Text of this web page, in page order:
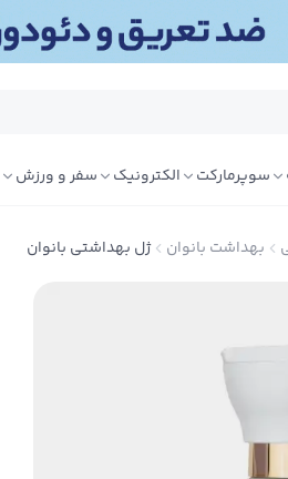
سوپرمارکت الکترونیک سفر و ورزش
بهداشت بانوان ژل بهداشتی بانوان